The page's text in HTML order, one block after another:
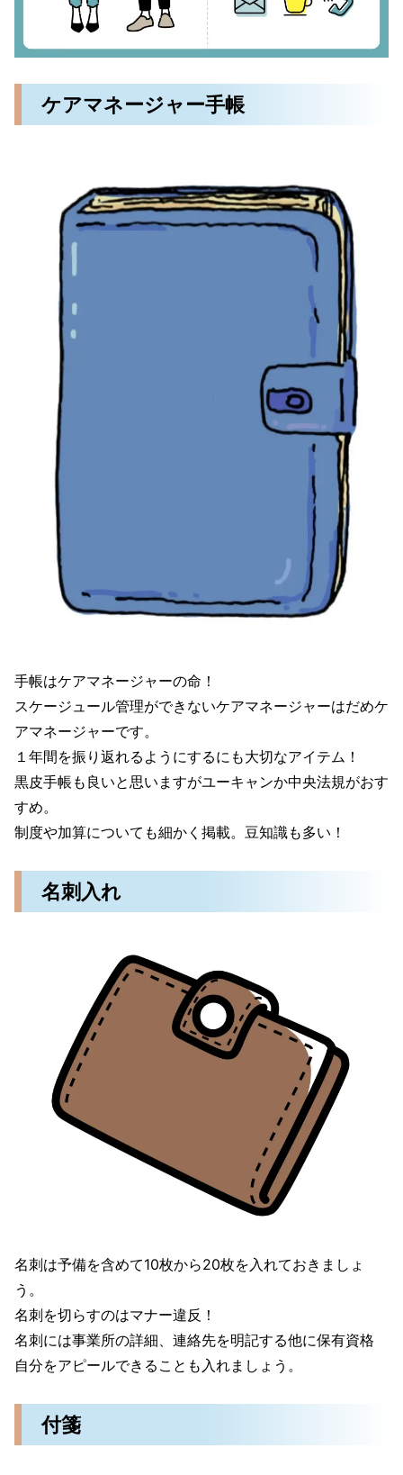
ケアマネージャー手帳
手帳はケアマネージャーの命！
スケージュール管理ができないケアマネージャーはだめケ
アマネージャーです。
１年間を振り返れるようにするにも大切なアイテム！
黒皮手帳も良いと思いますがユーキャンか中央法規がおす
すめ。
制度や加算についても細かく掲載。豆知識も多い！
名刺入れ
名刺は予備を含めて10枚から20枚を入れておきましょ
う。
名刺を切らすのはマナー違反！
名刺には事業所の詳細、連絡先を明記する他に保有資格
自分をアピールできることも入れましょう。
付箋